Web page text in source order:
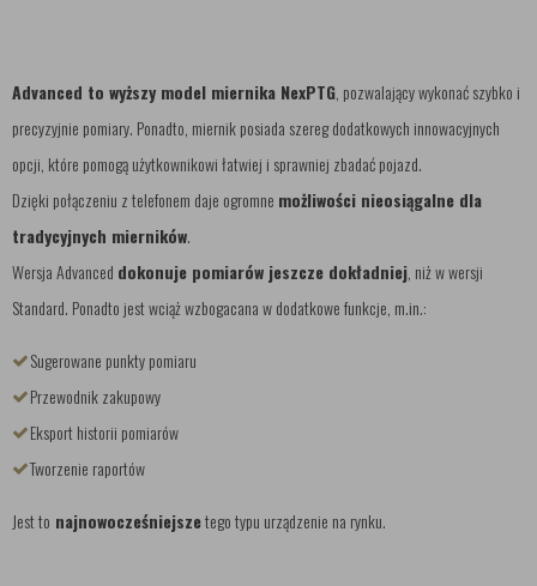
Advanced to wyższy model miernika NexPTG , pozwalający wykonać szybko i
precyzyjnie pomiary. Ponadto, miernik posiada szereg dodatkowych innowacyjnych
opcji, które pomogą użytkownikowi łatwiej i sprawniej zbadać pojazd.
Dzięki połączeniu z telefonem daje ogromne możliwości nieosiągalne dla
tradycyjnych mierników.
Wersja Advanced dokonuje pomiarów jeszcze dokładniej , niż w wersji
Standard. Ponadto jest wciąż wzbogacana w dodatkowe funkcje, m.in.:
Sugerowane punkty pomiaru
Przewodnik zakupowy
Eksport historii pomiarów
Tworzenie raportów
Jest to najnowocześniejszetego typu urządzenie na rynku.